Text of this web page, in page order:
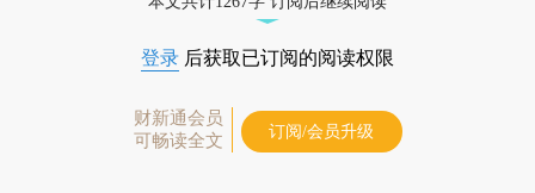
登录 后获取已订阅的阅读权限
财新通会员
可畅读全文
订阅/会员升级